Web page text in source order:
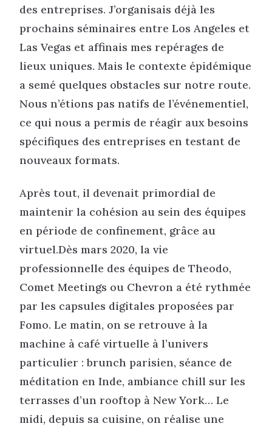
des entreprises. J’organisais déjà les
prochains séminaires entre Los Angeles et
Las Vegas et affinais mes repérages de
lieux uniques. Mais le contexte épidémique
a semé quelques obstacles sur notre route.
Nous n’étions pas natifs de l’événementiel,
ce qui nous a permis de réagir aux besoins
spécifiques des entreprises en testant de
nouveaux formats.
Après tout, il devenait primordial de
maintenir la cohésion au sein des équipes
en période de confinement, grâce au
virtuel.Dès mars 2020, la vie
professionnelle des équipes de Theodo,
Comet Meetings ou Chevron a été rythmée
par les capsules digitales proposées par
Fomo. Le matin, on se retrouve à la
machine à café virtuelle à l’univers
particulier : brunch parisien, séance de
méditation en Inde, ambiance chill sur les
terrasses d’un rooftop à New York… Le
midi, depuis sa cuisine, on réalise une